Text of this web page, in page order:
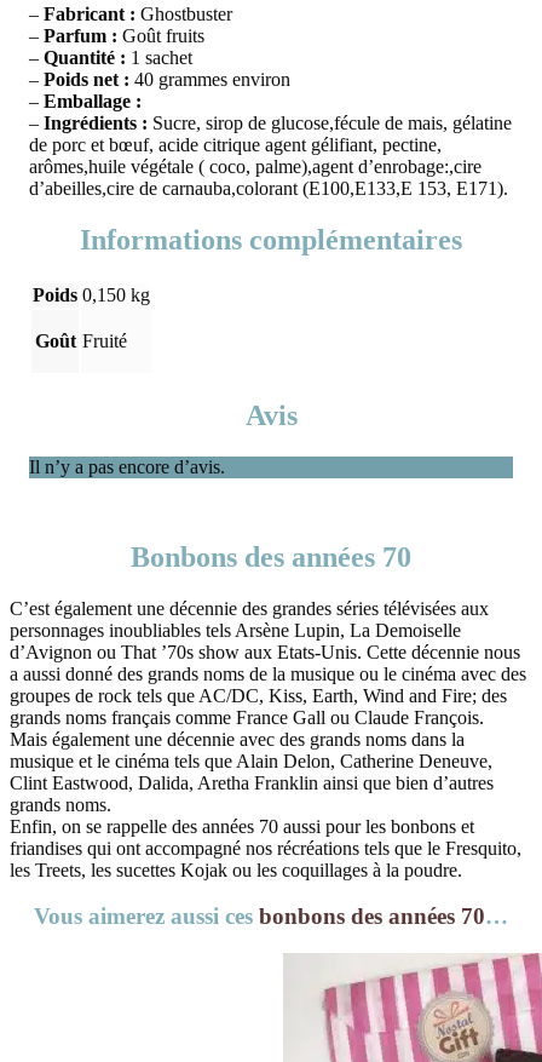
– Fabricant : Ghostbuster
– Parfum : Goût fruits
– Quantité : 1 sachet
– Poids net : 40 grammes environ
– Emballage :
– Ingrédients : Sucre, sirop de glucose,fécule de mais, gélatine
de porc et bœuf, acide citrique agent gélifiant, pectine,
arômes,huile végétale ( coco, palme),agent d’enrobage:,cire
d’abeilles,cire de carnauba,colorant (E100,E133,E 153, E171).
Informations complémentaires
Poids 0,150 kg
Goût Fruité
Avis
Il n’y a pas encore d’avis.
Bonbons des années 70
C’est également une décennie des grandes séries télévisées aux
personnages inoubliables tels Arsène Lupin, La Demoiselle
d’Avignon ou That ’70s show aux Etats-Unis. Cette décennie nous
a aussi donné des grands noms de la musique ou le cinéma avec des
groupes de rock tels que AC/DC, Kiss, Earth, Wind and Fire; des
grands noms français comme France Gall ou Claude François.
Mais également une décennie avec des grands noms dans la
musique et le cinéma tels que Alain Delon, Catherine Deneuve,
Clint Eastwood, Dalida, Aretha Franklin ainsi que bien d’autres
grands noms.
Enfin, on se rappelle des années 70 aussi pour les bonbons et
friandises qui ont accompagné nos récréations tels que le Fresquito,
les Treets, les sucettes Kojak ou les coquillages à la poudre.
Vous aimerez aussi ces bonbons des années 70…